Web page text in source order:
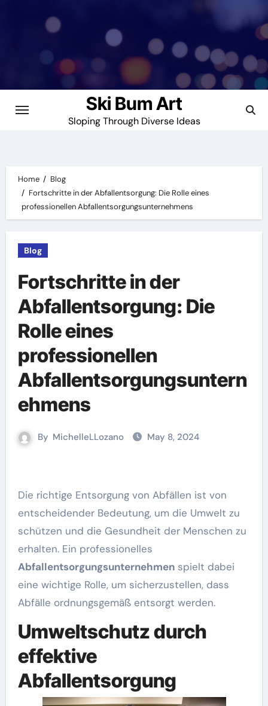
Ski Bum Art
Sloping Through Diverse Ideas
Home
Blog
Fortschritte in der Abfallentsorgung: Die Rolle eines
professionellen Abfallentsorgungsunternehmens
Blog
Fortschritte in der
Abfallentsorgung: Die
Rolle eines
professionellen
Abfallentsorgungsuntern
ehmens
By MichelleLLozano May 8, 2024
Die richtige Entsorgung von Abfällen ist von
entscheidender Bedeutung, um die Umwelt zu
schützen und die Gesundheit der Menschen zu
erhalten. Ein professionelles
Abfallentsorgungsunternehmenspielt dabei
eine wichtige Rolle, um sicherzustellen, dass
Abfälle ordnungsgemäß entsorgt werden.
Umweltschutz durch
effektive
Abfallentsorgung